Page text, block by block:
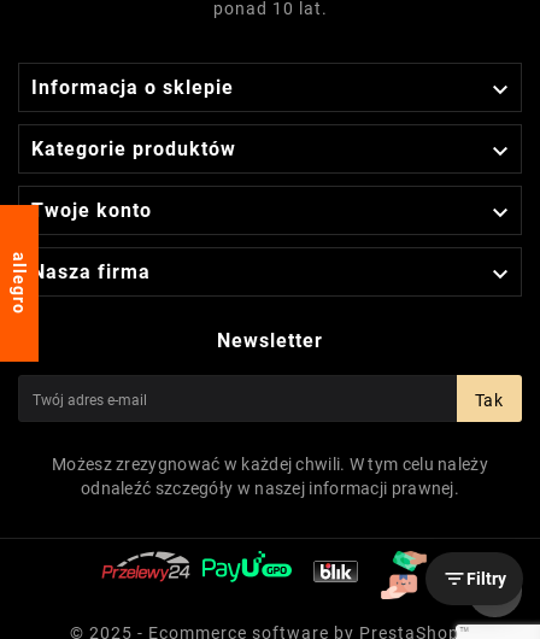
Filtry
ponad 10 lat.
Informacja o sklepie 
Kategorie produktów 
Twoje konto 
Nasza firma 
Newsletter
Tak
Możesz zrezygnować w każdej chwili. W tym celu należy
odnaleźć szczegóły w naszej informacji prawnej.
© 2025 - Ecommerce software by PrestaShop™
allegro